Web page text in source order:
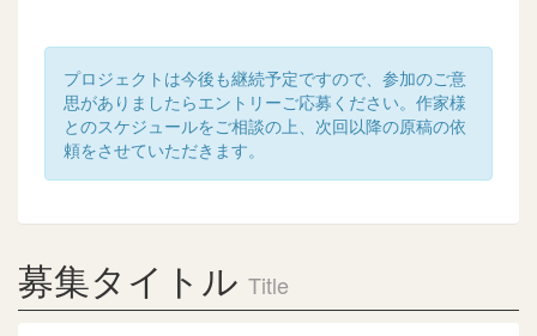
プロジェクトは今後も継続予定ですので、参加のご意
思がありましたらエントリーご応募ください。作家様
とのスケジュールをご相談の上、次回以降の原稿の依
頼をさせていただきます。
募集タイトル Title